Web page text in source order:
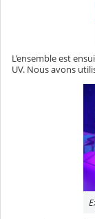
L’ensemble est
UV. Nous avons